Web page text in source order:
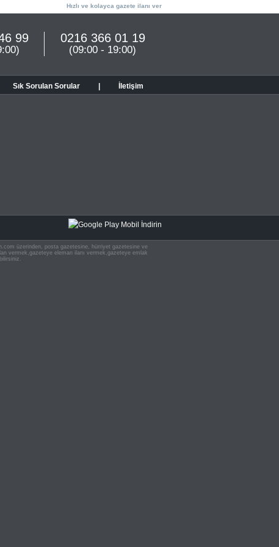
Hızlı ve kolayca gazete ilanı ver
0216 366 01 19
(09:00 - 19:00)
99
Sık Sorulan Sorular İletişim
üzerinden, posta gazetesine, hürriyet gazetesine ve
vermek,gazeteye eleman ilanı vermek,gazeteye emlak